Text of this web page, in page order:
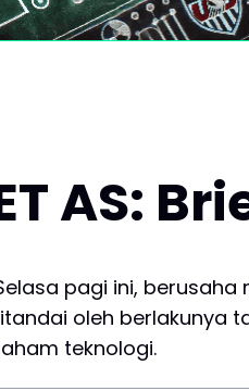
AS:
pagi ini,
oleh berlakunya
teknologi.